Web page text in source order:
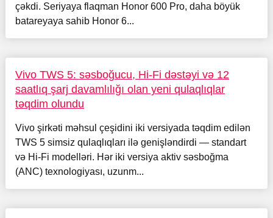
çəkdi. Seriyaya flaqman Honor 600 Pro, daha böyük
batareyaya sahib Honor 6...
Vivo TWS 5: səsboğucu, Hi-Fi dəstəyi və 12
saatlıq şarj davamlılığı olan yeni qulaqlıqlar
təqdim olundu
Vivo şirkəti məhsul çeşidini iki versiyada təqdim edilən
TWS 5 simsiz qulaqlıqları ilə genişləndirdi — standart
və Hi-Fi modelləri. Hər iki versiya aktiv səsboğma
(ANC) texnologiyası, uzunm...